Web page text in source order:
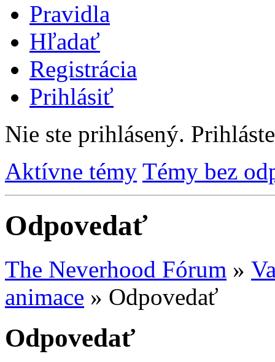
Pravidla
Hľadať
Registrácia
Prihlásiť
Nie ste prihlásený.
Aktívne témy Témy bez
Odpovedať
The Neverhood Fórum »
animace » Odpovedať
Odpovedať